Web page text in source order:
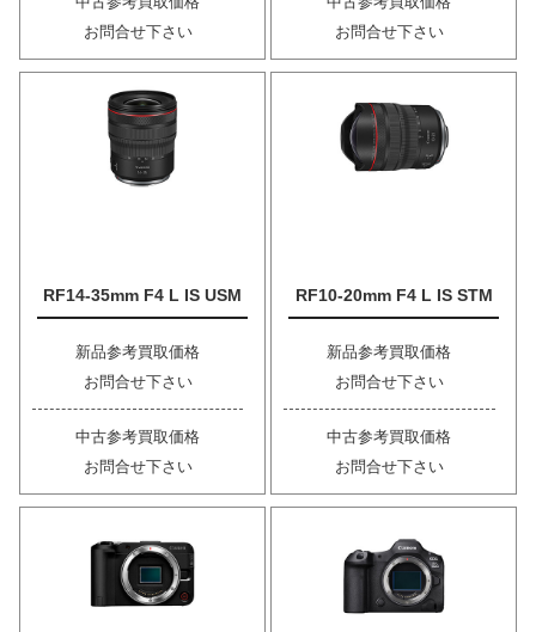
お問合せ下さい
お問合せ下さい
RF14-35mm F4 L IS USM
新品参考買取価格
お問合せ下さい
中古参考買取価格
お問合せ下さい
RF10-20mm F4 L IS STM
新品参考買取価格
お問合せ下さい
中古参考買取価格
お問合せ下さい